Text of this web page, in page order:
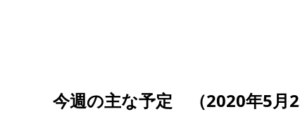
今週の主な予定 （2020年5月